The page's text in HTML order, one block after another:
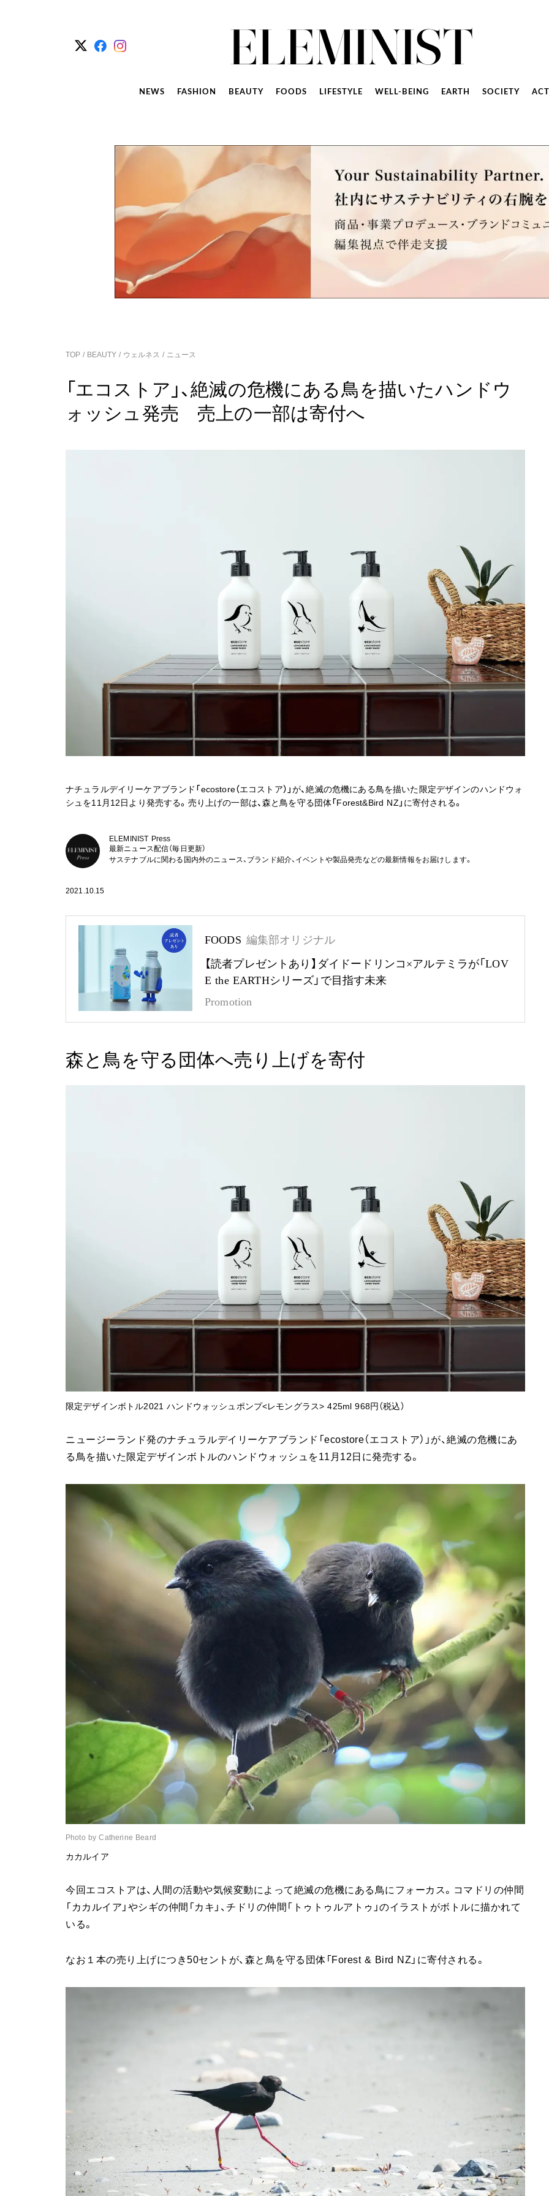
NEWS FASHION BEAUTY FOODS LIFESTYLE WELL-BEING EARTH SOCIETY
TOP BEAUTY ウェルネス ニュース
「エコストア」、絶滅の危機にある鳥を描いたハンドウ
ォッシュ発売 売上の一部は寄付へ
ナチュラルデイリーケアブランド「ecostore（エコストア）」が、絶滅の危機にある鳥を描いた限定デザインのハンドウォ
シュを11月12日より発売する。売り上げの一部は、森と鳥を守る団体「Forest&Bird NZ」に寄付される。
ELEMINIST Press
最新ニュース配信（毎日更新）
サステナブルに関わる国内外のニュース、ブランド紹介、イベントや製品発売などの最新情報をお届けします。
2021.10.15
FOODS 編集部オリジナル
【読者プレゼントあり】ダイドードリンコ×アルテミラが「LOV
E the EARTHシリーズ」で目指す未来
Promotion
森と鳥を守る団体へ売り上げを寄付
限定デザインボトル2021 ハンドウォッシュポンプ<レモングラス> 425ml 968円（税込）
ニュージーランド発のナチュラルデイリーケアブランド「ecostore（エコストア）」が、絶滅の危機にあ
る鳥を描いた限定デザインボトルのハンドウォッシュを11月12日に発売する。
Photo by Catherine Beard
カカルイア
今回エコストアは、人間の活動や気候変動によって絶滅の危機にある鳥にフォーカス。コマドリの仲間
「カカルイア」やシギの仲間「カキ」、チドリの仲間「トゥトゥルアトゥ」のイラストがボトルに描かれて
いる。
なお１本の売り上げにつき50セントが、森と鳥を守る団体「Forest & Bird NZ」に寄付される。